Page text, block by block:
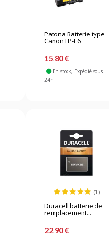
Patona Batterie type
Canon LP-E6
15,80 €
En stock, Expédié sous
24h
(1)
Duracell batterie de
remplacement...
22,90 €